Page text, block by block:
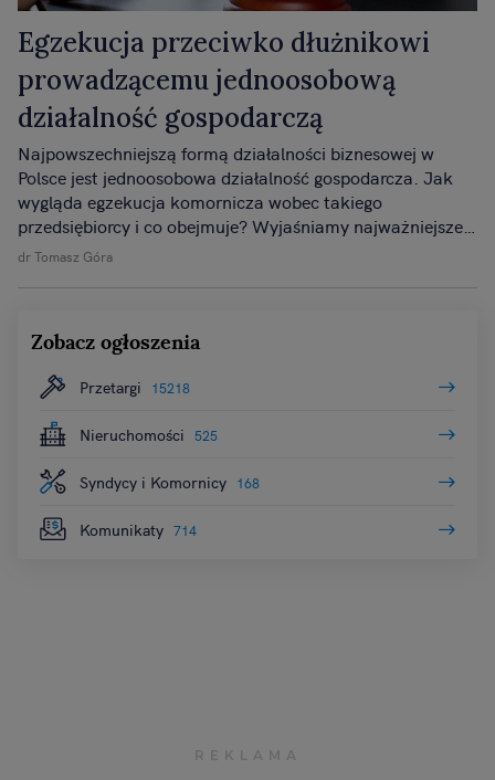
Egzekucja przeciwko dłużnikowi
prowadzącemu jednoosobową
działalność gospodarczą
dr Tomasz Góra
Najpowszechniejszą formą działalności biznesowej w
Polsce jest jednoosobowa działalność gospodarcza. Jak
wygląda egzekucja komornicza wobec takiego
przedsiębiorcy i co obejmuje? Wyjaśniamy najważniejsze
kwestie.
Zobacz ogłoszenia
Przetargi 15218
Nieruchomości 525
Syndycy i Komornicy 168
Komunikaty 714